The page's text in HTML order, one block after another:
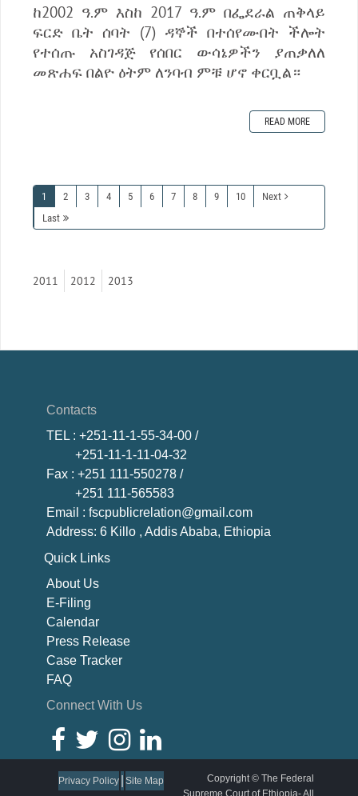
ከ2002 ዓ.ም እስከ 2017 ዓ.ም በፌደራል ጠቅላይ
ፍርድ ቤት ሰባት (7) ዳኞች በተሰየሙበት ችሎት
የተሰጡ አስገዳጅ የሰበር ውሳኔዎችን ያጠቃለለ
መጽሐፍ በልዮ ዕትም ለንባብ ምቹ ሆኖ ቀርቧል።
READ MORE
1 2 3 4 5 6 7 8 9 10
Next
Last
2011 2012 2013
Contacts
TEL : +251-11-1-55-34-00 /
+251-11-1-11-04-32
Fax : +251 111-550278 /
+251 111-565583
Email : fscpublicrelation@gmail.com
Address: 6 Killo , Addis Ababa, Ethiopia
Quick Links
About Us
E-Filing
Calendar
Press Release
Case Tracker
FAQ
Connect With Us
Privacy Policy Site Map
Copyright © The Federal
Supreme Court of Ethiopia- All